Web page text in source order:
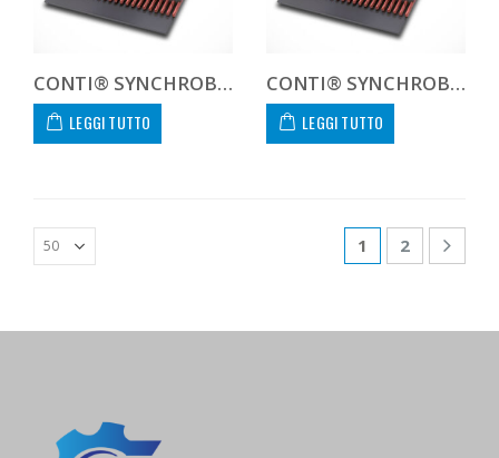
CONTI® SYNCHROBELT 800H300
LEGGI TUTTO
CONTI® SYNCHROBELT 800XXH300
LEGGI TUTTO
1 2